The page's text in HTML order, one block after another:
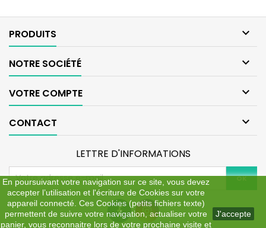
En poursuivant votre navigation sur ce site, vous devez
accepter l’utilisation et l'écriture de Cookies sur votre
appareil connecté. Ces Cookies (petits fichiers texte)
permettent de suivre votre navigation, actualiser votre
panier, vous reconnaitre lors de votre prochaine visite et
J'accepte
PRODUITS 
NOTRE SOCIÉTÉ 
VOTRE COMPTE 
CONTACT 
LETTRE D'INFORMATIONS